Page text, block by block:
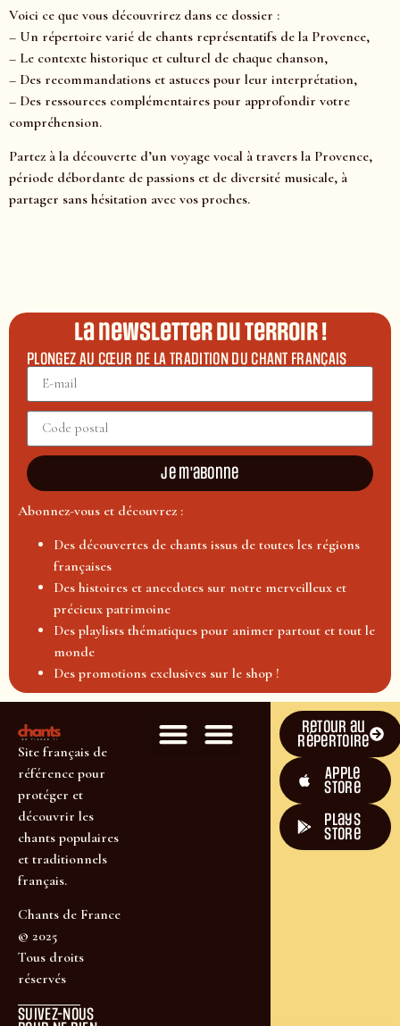
Voici ce que vous découvrirez dans ce dossier :
– Un répertoire varié de chants représentatifs de la Provence,
– Le contexte historique et culturel de chaque chanson,
– Des recommandations et astuces pour leur interprétation,
– Des ressources complémentaires pour approfondir votre
compréhension.
Partez à la découverte d’un voyage vocal à travers la Provence,
période débordante de passions et de diversité musicale, à
partager sans hésitation avec vos proches.
La newsletter du terroir !
PLONGEZ AU CŒUR DE LA TRADITION DU CHANT FRANÇAIS
Je m'abonne
Abonnez-vous et découvrez :
Des découvertes de chants issus de toutes les régions
françaises
Des histoires et anecdotes sur notre merveilleux et
précieux patrimoine
Des playlists thématiques pour animer partout et tout le
monde
Des promotions exclusives sur le shop !
Site français de
référence pour
protéger et
découvrir les
chants populaires
et traditionnels
français.
Chants de France
© 2025
Tous droits
réservés
SUIVEZ-NOUS
Retour au
répertoire
Apple
Store
plays
store